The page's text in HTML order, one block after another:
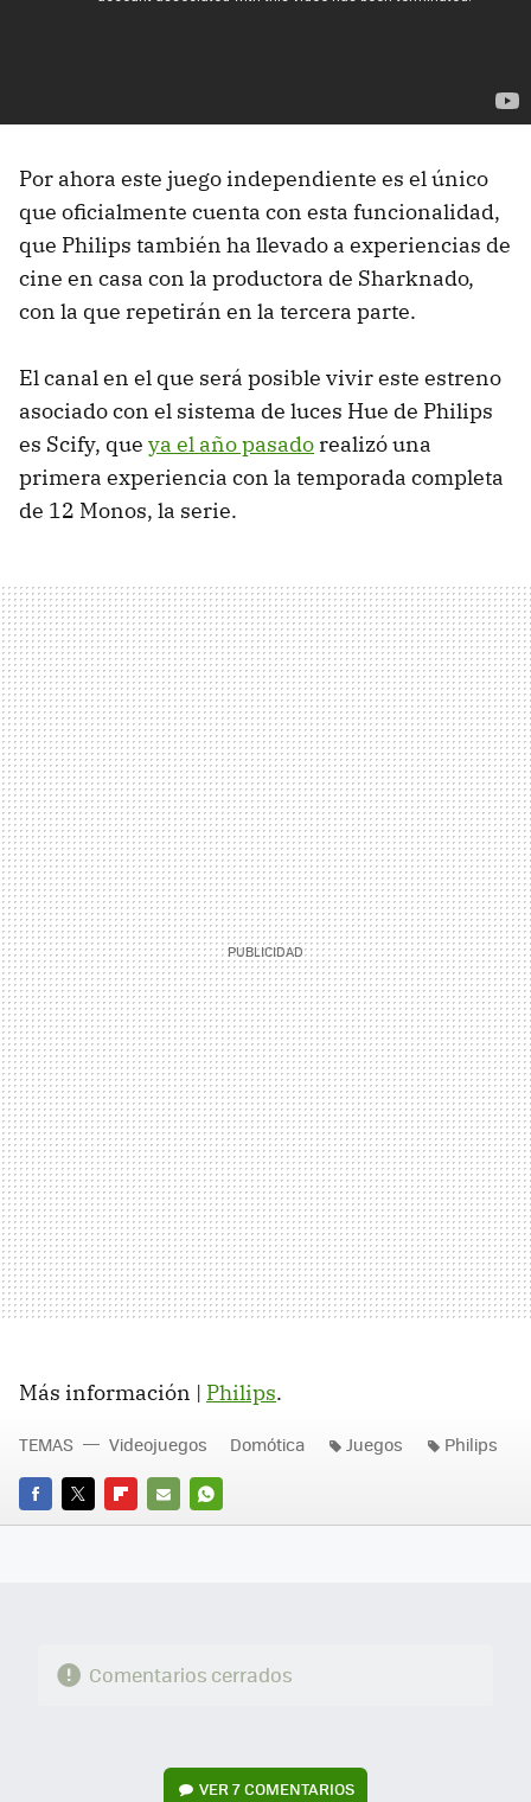
Por ahora este juego independiente es el único
que oficialmente cuenta con esta funcionalidad,
que Philips también ha llevado a experiencias de
cine en casa con la productora de Sharknado,
con la que repetirán en la tercera parte.
El canal en el que será posible vivir este estreno
asociado con el sistema de luces Hue de Philips
es Scify, que ya el año pasado realizó una
primera experiencia con la temporada completa
de 12 Monos, la serie.
Más información | Philips.
FACEBOOK
TWITTERFLIPBOARD
E-
WHATSAPP
TEMAS Videojuegos Domótica Juegos Philips
Comentarios cerrados
VER7 COMENTARIOS